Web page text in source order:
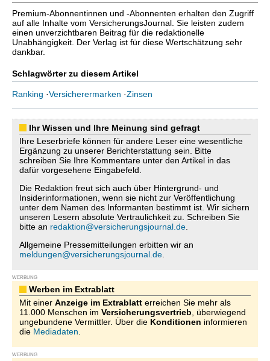
Premium-Abonnentinnen und -Abonnenten erhalten den Zugriff
auf alle Inhalte vom VersicherungsJournal. Sie leisten zudem
einen unverzichtbaren Beitrag für die redaktionelle
Unabhängigkeit. Der Verlag ist für diese Wertschätzung sehr
dankbar.
Schlagwörter zu diesem Artikel
Ranking ·Versicherermarken ·Zinsen
Ihr Wissen und Ihre Meinung sind gefragt
Ihre Leserbriefe können für andere Leser eine wesentliche
Ergänzung zu unserer Berichterstattung sein. Bitte
schreiben Sie Ihre Kommentare unter den Artikel in das
dafür vorgesehene Eingabefeld.
Die Redaktion freut sich auch über Hintergrund- und
Insiderinformationen, wenn sie nicht zur Veröffentlichung
unter dem Namen des Informanten bestimmt ist. Wir sichern
unseren Lesern absolute Vertraulichkeit zu. Schreiben Sie
bitte an redaktion@versicherungsjournal.de
Allgemeine Pressemitteilungen erbitten wir an
meldungen@versicherungsjournal.de
WERBUNG
Werben im Extrablatt
Mit einer Anzeige im Extrablatt erreichen Sie mehr als
11.000 Menschen im Versicherungsvertrieb , überwiegend
ungebundene Vermittler. Über die Konditionen informieren
die Mediadaten
WERBUNG